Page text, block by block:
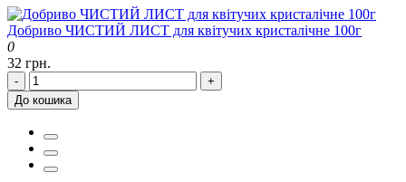
Добриво ЧИСТИЙ ЛИСТ для квітучих кристалічне 100г
0
32 грн.
-
+
До кошика